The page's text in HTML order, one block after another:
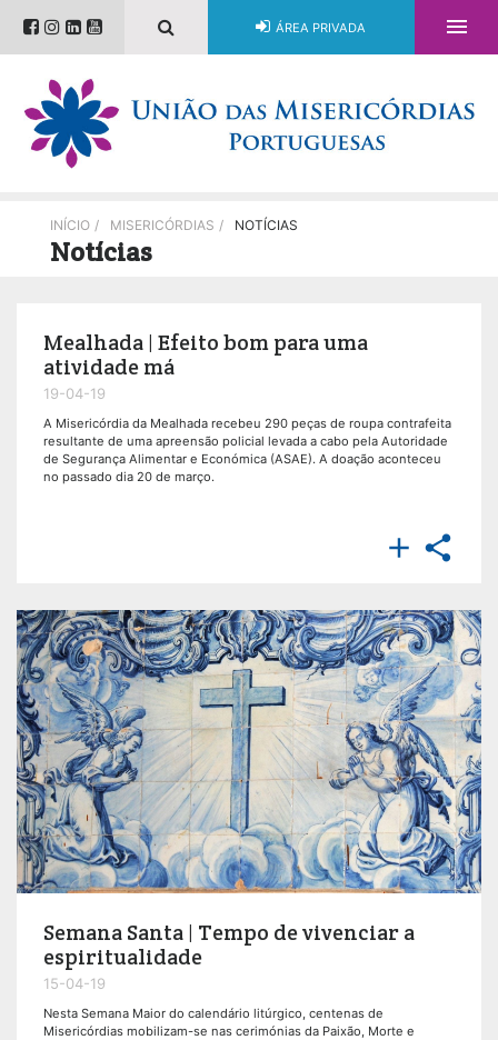
ÁREA PRIVADA 
INÍCIO / MISERICÓRDIAS / NOTÍCIAS
Notícias
Mealhada | Efeito bom para uma
atividade má
19-04-19
A Misericórdia da Mealhada recebeu 290 peças de roupa contrafeita
resultante de uma apreensão policial levada a cabo pela Autoridade
de Segurança Alimentar e Económica (ASAE). A doação aconteceu
no passado dia 20 de março.
 
Semana Santa | Tempo de vivenciar a
espiritualidade
15-04-19
Nesta Semana Maior do calendário litúrgico, centenas de
Misericórdias mobilizam-se nas cerimónias da Paixão, Morte e